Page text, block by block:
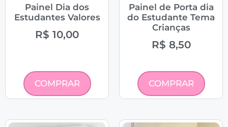
Painel Dia dos
Estudantes Valores
R$ 10,00
COMPRAR
Painel de Porta dia
do Estudante Tema
Crianças
R$ 8,50
COMPRAR